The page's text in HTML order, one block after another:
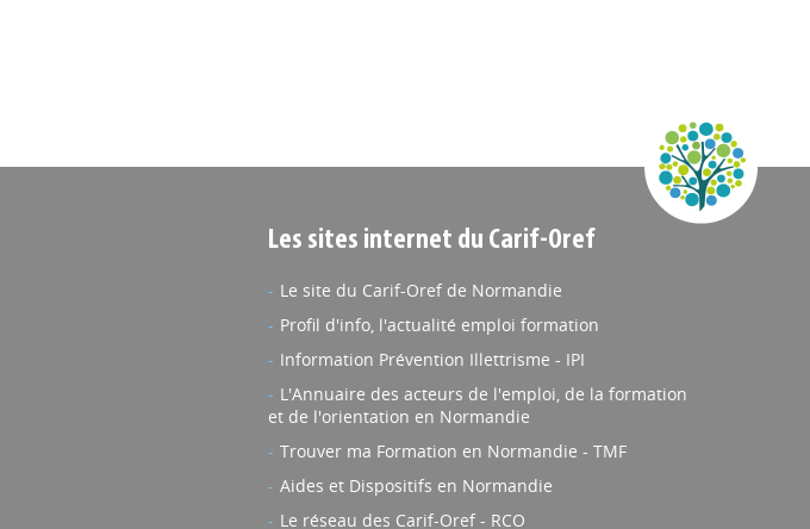
Les sites internet du Carif-Oref
Le site du Carif-Oref de Normandie
Profil d'info, l'actualité emploi formation
Information Prévention Illettrisme - IPI
L'Annuaire des acteurs de l'emploi, de la formation
et de l'orientation en Normandie
Trouver ma Formation en Normandie - TMF
Aides et Dispositifs en Normandie
Le réseau des Carif-Oref - RCO